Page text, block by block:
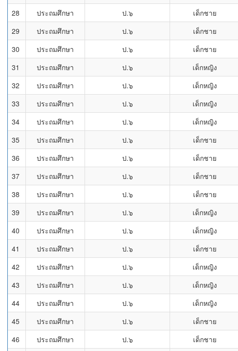
28
ประถมศึกษา ป.๖ เด็กชาย
29
ประถมศึกษา ป.๖ เด็กชาย
30
ประถมศึกษา ป.๖ เด็กชาย
31
ประถมศึกษา ป.๖ เด็กหญิง
32
ประถมศึกษา ป.๖ เด็กหญิง
33
ประถมศึกษา ป.๖ เด็กหญิง
34
ประถมศึกษา ป.๖ เด็กหญิง
35
ประถมศึกษา ป.๖ เด็กชาย
36
ประถมศึกษา ป.๖ เด็กชาย
37
ประถมศึกษา ป.๖ เด็กชาย
38
ประถมศึกษา ป.๖ เด็กชาย
39
ประถมศึกษา ป.๖ เด็กหญิง
40
ประถมศึกษา ป.๖ เด็กหญิง
41
ประถมศึกษา ป.๖ เด็กชาย
42
ประถมศึกษา ป.๖ เด็กหญิง
43
ประถมศึกษา ป.๖ เด็กหญิง
44
ประถมศึกษา ป.๖ เด็กหญิง
45
ประถมศึกษา ป.๖ เด็กชาย
46
ประถมศึกษา ป.๖ เด็กชาย